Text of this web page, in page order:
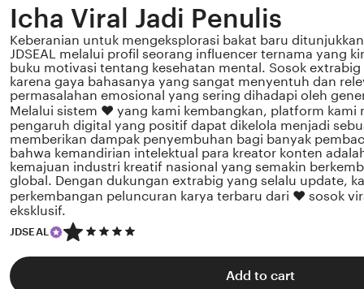
Icha Viral Jadi Penulis
Keberanian untuk mengeksplorasi bakat baru
JDSEAL melalui profil seorang influencer ternama yang
buku motivasi tentang kesehatan mental. Sosok
karena gaya bahasanya yang sangat menyentuh dan
permasalahan emosional yang sering dihadapi oleh
Melalui sistem ❤️ yang kami kembangkan, platform kami
pengaruh digital yang positif dapat dikelola menjadi
memberikan dampak penyembuhan bagi banyak
bahwa kemandirian intelektual para kreator konten
kemajuan industri kreatif nasional yang semakin
global. Dengan dukungan extrabig yang selalu update,
perkembangan peluncuran karya terbaru dari ❤️ sosok
eksklusif.
JDSEAL
5
out
of
Add to cart